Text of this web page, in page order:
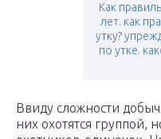
Как
лет. как
утку?
по утке.
Ввиду сложности
них охотятся группой,